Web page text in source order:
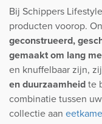
Bij Schippers
producten voorop.
geconstrueerd,
gemaakt om lang
en knuffelbaar zijn,
en duurzaamheidte
combinatie tussen
collectie aan